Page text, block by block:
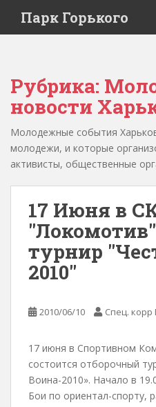
Парк Горького
Рубрика:
новости
Молодежные события
молодежи, и которые
активисты, общественные
17 Июня в
турнир
2010"
2010/06/10 Спец. корр
17 июня в Спортивном
состоится отборочный
Воина-2010». Начало в
Бои по ориентал-спорту,